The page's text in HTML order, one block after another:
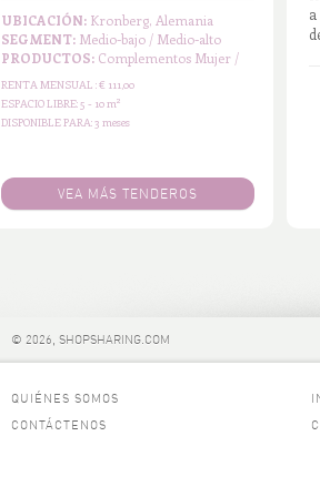
UBICACIÓN: Berlin, Alemania
SEGMENT: Medio-alto
PRODUCTOS: Decoración Y Diseño /
RENTA MENSUAL :€ 200,00
ESPACIO LIBRE:5 - 10 m2
DISPONIBLE PARA:6 meses
VEA MÁS TENDEROS
© 2026, SHOPSHARING.COM
QUIÉNES SOMOS
CONTÁCTENOS